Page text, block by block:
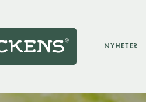
NYHETER